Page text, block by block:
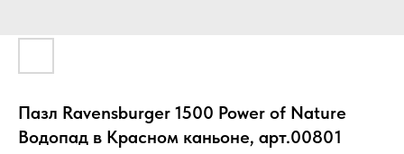
Пазл Ravensburger 1500 Power of Nature
Водопад в Красном каньоне, арт.00801